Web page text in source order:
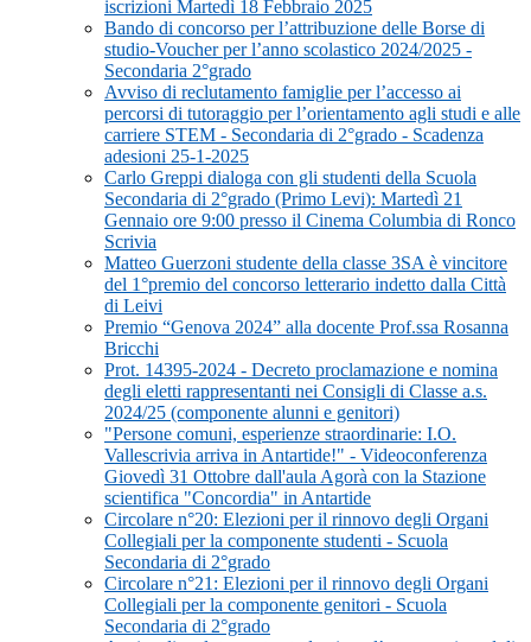
iscrizioni Martedì 18 Febbraio 2025
Bando di concorso per l’attribuzione delle Borse di
studio-Voucher per l’anno scolastico 2024/2025 -
Secondaria 2°grado
Avviso di reclutamento famiglie per l’accesso ai
percorsi di tutoraggio per l’orientamento agli studi e alle
carriere STEM - Secondaria di 2°grado - Scadenza
adesioni 25-1-2025
Carlo Greppi dialoga con gli studenti della Scuola
Secondaria di 2°grado (Primo Levi): Martedì 21
Gennaio ore 9:00 presso il Cinema Columbia di Ronco
Scrivia
Matteo Guerzoni studente della classe 3SA è vincitore
del 1°premio del concorso letterario indetto dalla Città
di Leivi
Premio “Genova 2024” alla docente Prof.ssa Rosanna
Bricchi
Prot. 14395-2024 - Decreto proclamazione e nomina
degli eletti rappresentanti nei Consigli di Classe a.s.
2024/25 (componente alunni e genitori)
"Persone comuni, esperienze straordinarie: I.O.
Vallescrivia arriva in Antartide!" - Videoconferenza
Giovedì 31 Ottobre dall'aula Agorà con la Stazione
scientifica "Concordia" in Antartide
Circolare n°20: Elezioni per il rinnovo degli Organi
Collegiali per la componente studenti - Scuola
Secondaria di 2°grado
Circolare n°21: Elezioni per il rinnovo degli Organi
Collegiali per la componente genitori - Scuola
Secondaria di 2°grado